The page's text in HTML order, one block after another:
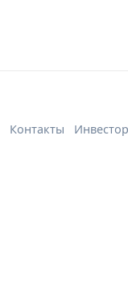
Контакты